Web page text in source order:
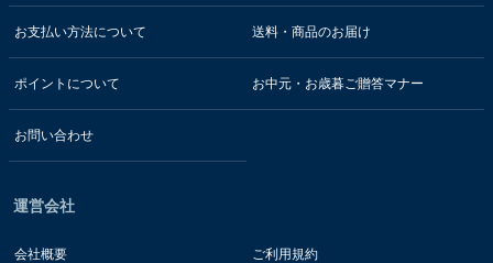
お支払い方法について 送料・商品のお届け
ポイントについて お中元・お歳暮ご贈答マナー
お問い合わせ
運営会社
会社概要 ご利用規約